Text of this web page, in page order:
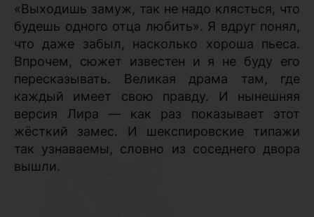
«Выходишь замуж, так не надо клясться, что
будешь одного отца любить». Я вдруг понял,
что даже забыл, насколько хороша пьеса.
Впрочем, сюжет известен и я не буду его
пересказывать. Великая драма там, где
каждый имеет свою правду. И нынешняя
версия Лира — как раз показывает этот
жёсткий замес. И шекспировские типажи
так узнаваемы, словно из соседнего двора
вышли.